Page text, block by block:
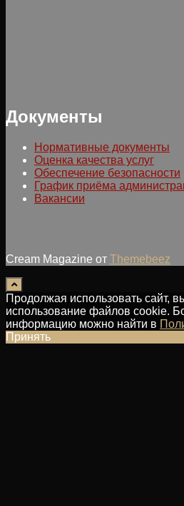
Документы
Нормативные документы
Оценка качества услуг
Обеспечение безопасности
График приёма
Вакансии
Cream Magazine от Themebeez
Продолжая использовать сайт,
использование файлов cookie.
информацию можно найти в
Принять